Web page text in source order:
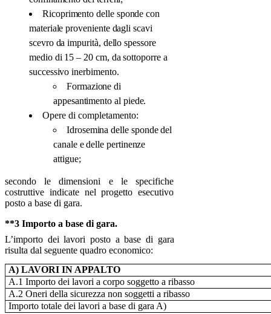
Ricoprimento delle sponde con
materiale proveniente dagli scavi
scevro da impurità, dello spessore
medio di 15 – 20 cm, da sottoporre a
successivo inerbimento.
Formazione di
appesantimento al piede.
Opere di completamento:
Idrosemina delle sponde del
canale e delle pertinenze
attigue;
secondo le dimensioni e le specifiche
costruttive indicate nel progetto esecutivo
posto a base di gara.
**3 Importo a base di gara.
L’importo dei lavori posto a base di gara
risulta dal seguente quadro economico:
A) LAVORI IN APPALTO
A.1 Importo dei lavori a corpo soggetto a ribasso
A.2 Oneri della sicurezza non soggetti a ribasso
Importo totale dei lavori a base di gara A)